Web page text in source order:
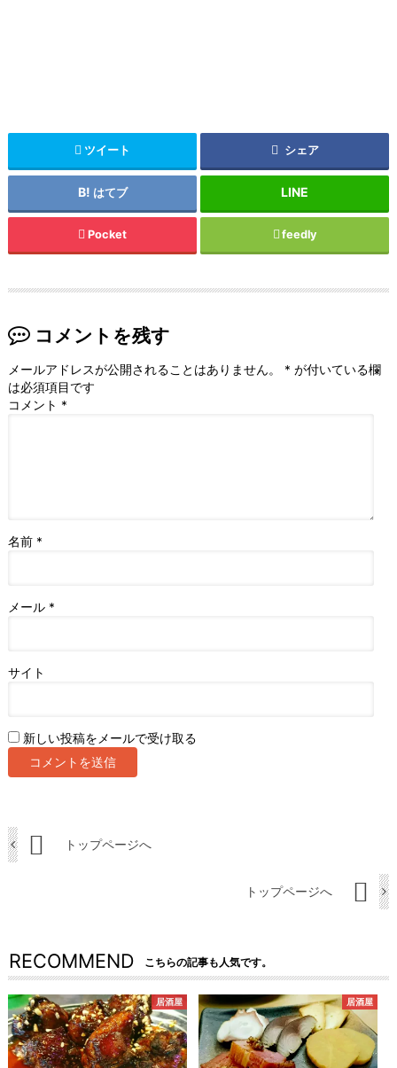
ツイート シェア
はてブ
Pocket feedly
コメントを残す
メールアドレスが公開されることはありません。 * が付いている欄
は必須項目です
コメント *
名前 *
メール *
サイト
新しい投稿をメールで受け取る
トップページへ
トップページへ
RECOMMEND こちらの記事も人気です。
居酒屋 居酒屋